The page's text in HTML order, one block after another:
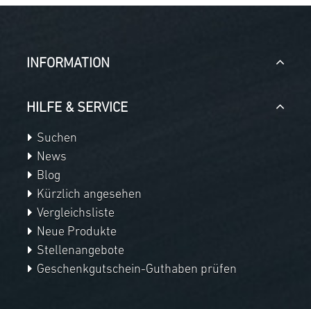
INFORMATION
HILFE & SERVICE
Suchen
News
Blog
Kürzlich angesehen
Vergleichsliste
Neue Produkte
Stellenangebote
Geschenkgutschein-Guthaben prüfen